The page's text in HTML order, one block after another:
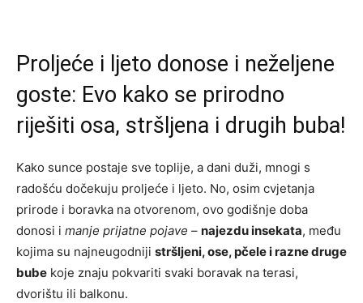
Proljeće i ljeto donose i neželjene
goste: Evo kako se prirodno
riješiti osa, stršljena i drugih buba!
Kako sunce postaje sve toplije, a dani duži, mnogi s
radošću dočekuju proljeće i ljeto. No, osim cvjetanja
prirode i boravka na otvorenom, ovo godišnje doba
donosi i manje prijatne pojave – najezdu insekata, među
kojima su najneugodniji stršljeni, ose, pčele i razne druge
bube koje znaju pokvariti svaki boravak na terasi,
dvorištu ili balkonu.